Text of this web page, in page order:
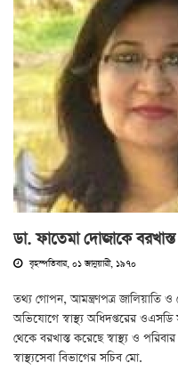
ডা. ফাতেমা দোজাকে বরখাস্ত
বৃহস্পতিবার, ০১ জানুয়ারী, ১৯৭০
তথ্য গোপন, আমন্ত্রণপত্র জালিয়াতি
অভিযোগে স্বাস্থ্য অধিদপ্তরের
থেকে বরখাস্ত করেছে স্বাস্থ্য ও
স্বাস্থ্যসেবা বিভাগের সচিব মো.